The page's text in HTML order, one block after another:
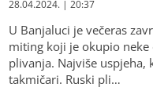
28.04.2024. | 20:37
U Banjaluci je večeras
miting koji je okupio neke
plivanja. Najviše uspjeha,
takmičari. Ruski pli…